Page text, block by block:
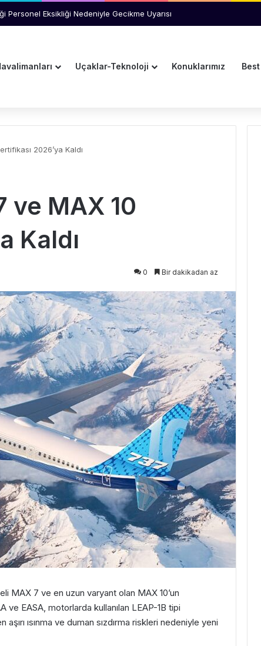
Yönetimini Ziyaret Etti
Uçaklar-Teknoloji Konuklarımız
2026’ya Kaldı
ve MAX 10
Kaldı
0 Bir dakikadan az
MAX 7 ve en uzun varyant olan MAX 10’un
EASA, motorlarda kullanılan LEAP-1B tipi
ısınma ve duman sızdırma riskleri nedeniyle yeni